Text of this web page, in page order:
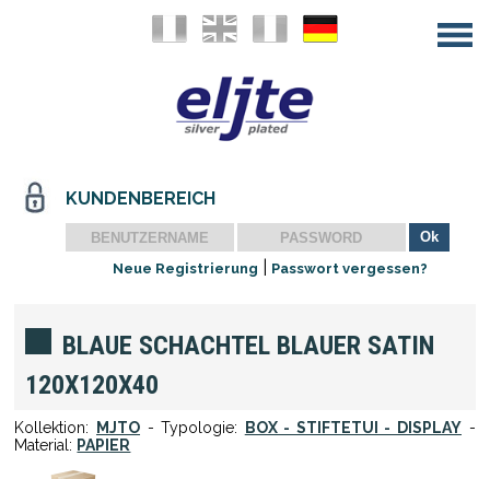
KUNDENBEREICH
Neue Registrierung Passwort vergessen?
BLAUE SCHACHTEL BLAUER SATIN
120X120X40
Kollektion: MJTO - Typologie: BOX - STIFTETUI - DISPLAY -
Material: PAPIER